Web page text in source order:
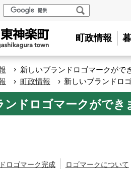
索
町政情報
› 新しいブランドロゴマークがで
› 町政情報 › 新しいブランドロ
ンドロゴマークができ
ロゴマーク完成 ロゴマークについて